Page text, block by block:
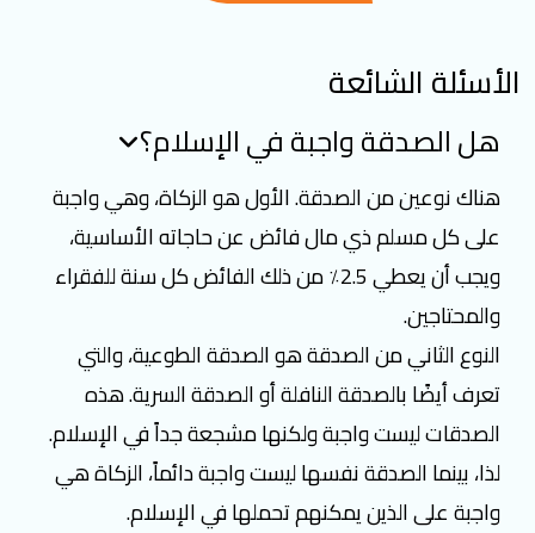
الأسئلة الشائعة
هل الصدقة واجبة في الإسلام؟
هناك نوعين من الصدقة. الأول هو الزكاة، وهي واجبة
على كل مسلم ذي مال فائض عن حاجاته الأساسية،
ويجب أن يعطي 2.5٪ من ذلك الفائض كل سنة للفقراء
والمحتاجين.
النوع الثاني من الصدقة هو الصدقة الطوعية، والتي
تعرف أيضًا بالصدقة النافلة أو الصدقة السرية. هذه
الصدقات ليست واجبة ولكنها مشجعة جداً في الإسلام.
لذا، بينما الصدقة نفسها ليست واجبة دائماً، الزكاة هي
واجبة على الذين يمكنهم تحملها في الإسلام.